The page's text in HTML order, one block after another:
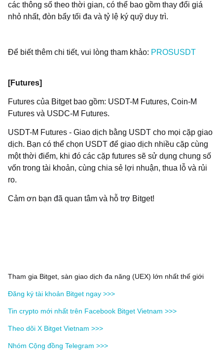
các thông số theo thời gian, có thể bao gồm thay đổi giá
nhỏ nhất, đòn bẩy tối đa và tỷ lệ ký quỹ duy trì.
Để biết thêm chi tiết, vui lòng tham khảo: PROSUSDT
[Futures]
Futures của Bitget bao gồm: USDT-M Futures, Coin-M
Futures và USDC-M Futures.
USDT-M Futures - Giao dịch bằng USDT cho mọi cặp giao
dịch. Bạn có thể chọn USDT để giao dịch nhiều cặp cùng
một thời điểm, khi đó các cặp futures sẽ sử dụng chung số
vốn trong tài khoản, cùng chia sẻ lợi nhuận, thua lỗ và rủi
ro.
Cảm ơn bạn đã quan tâm và hỗ trợ Bitget!
Tham gia Bitget, sàn giao dịch đa năng (UEX) lớn nhất thế giới
Đăng ký tài khoản Bitget ngay >>>
Tin crypto mới nhất trên Facebook Bitget Vietnam >>>
Theo dõi X Bitget Vietnam >>>
Nhóm Cộng đồng Telegram >>>